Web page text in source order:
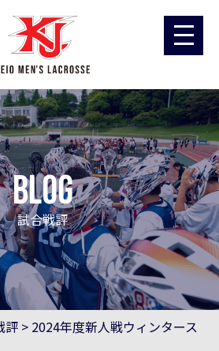
blog
試合戦評
評 > 2024年度新人戦ウィンタース